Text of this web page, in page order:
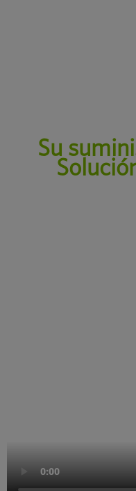
Su